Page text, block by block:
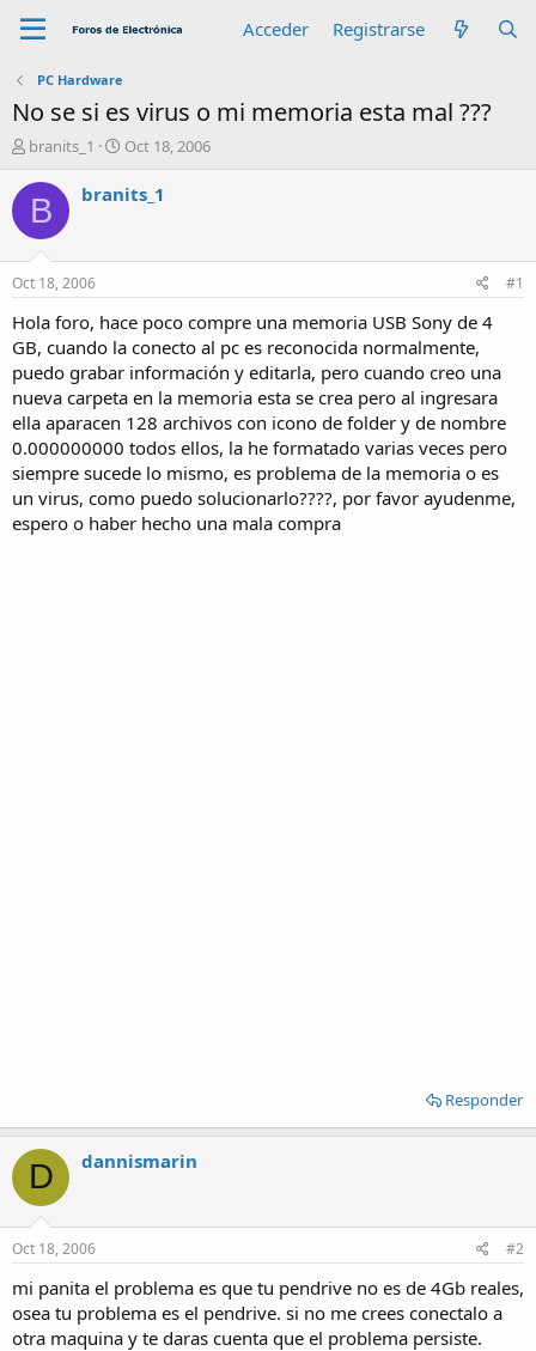
Acceder Registrarse
PC Hardware
No se si es virus o mi memoria esta mal ???
A
t
o
r
branits_1
F
c
n
c
o
Oct 18, 2006
B branits_1
Oct 18, 2006 #1
Hola foro, hace poco compre una memoria USB Sony de 4
GB, cuando la conecto al pc es reconocida normalmente,
puedo grabar información y editarla, pero cuando creo una
nueva carpeta en la memoria esta se crea pero al ingresara
ella aparacen 128 archivos con icono de folder y de nombre
0.000000000 todos ellos, la he formatado varias veces pero
siempre sucede lo mismo, es problema de la memoria o es
un virus, como puedo solucionarlo????, por favor ayudenme,
espero o haber hecho una mala compra
Responder
D dannismarin
Oct 18, 2006 #2
mi panita el problema es que tu pendrive no es de 4Gb reales,
osea tu problema es el pendrive. si no me crees conectalo a
otra maquina y te daras cuenta que el problema persiste.